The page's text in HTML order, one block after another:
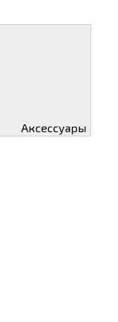
Аксессуары